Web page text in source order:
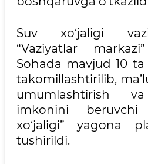
Suv xo‘jaligi
“Vaziyatlar
Sohada mavjud 10
takomillashtirilib,
umumlashtirish
imkonini
xo‘jaligi” yagona
tushirildi.